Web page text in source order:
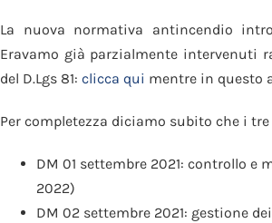
La nuova normativa antincendio
Eravamo già parzialmente intervenuti
del D.Lgs 81: clicca qui mentre in questo
Per completezza diciamo subito che i
DM 01 settembre 2021: controllo
2022)
DM 02 settembre 2021: gestione